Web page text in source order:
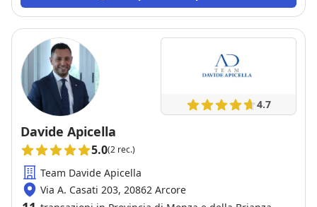
4.7
Davide Apicella
5.0(2 rec.)
Team Davide Apicella
Via A. Casati 203, 20862 Arcore